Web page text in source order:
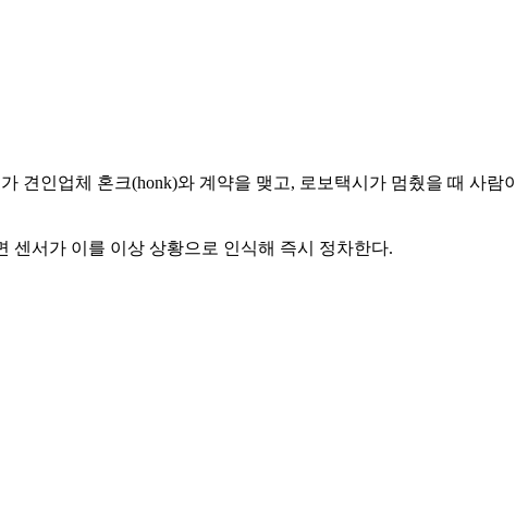
견인업체 혼크(honk)와 계약을 맺고, 로보택시가 멈췄을 때 사
센서가 이를 이상 상황으로 인식해 즉시 정차한다.